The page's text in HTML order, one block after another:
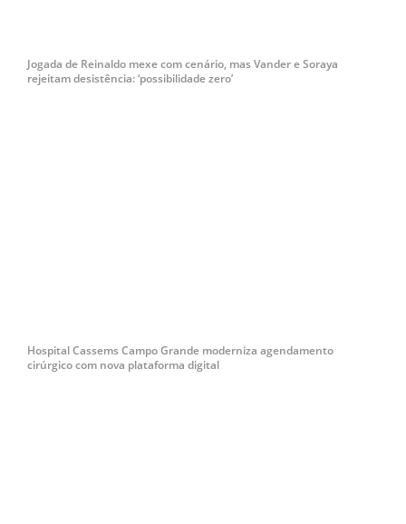
Jogada de Reinaldo mexe com cenário, mas Vander e Soraya
rejeitam desistência: ‘possibilidade zero’
Hospital Cassems Campo Grande moderniza agendamento
cirúrgico com nova plataforma digital